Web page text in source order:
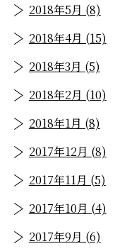
2018年5月 (8)
2018年4月 (15)
2018年3月 (5)
2018年2月 (10)
2018年1月 (8)
2017年12月 (8)
2017年11月 (5)
2017年10月 (4)
2017年9月 (6)